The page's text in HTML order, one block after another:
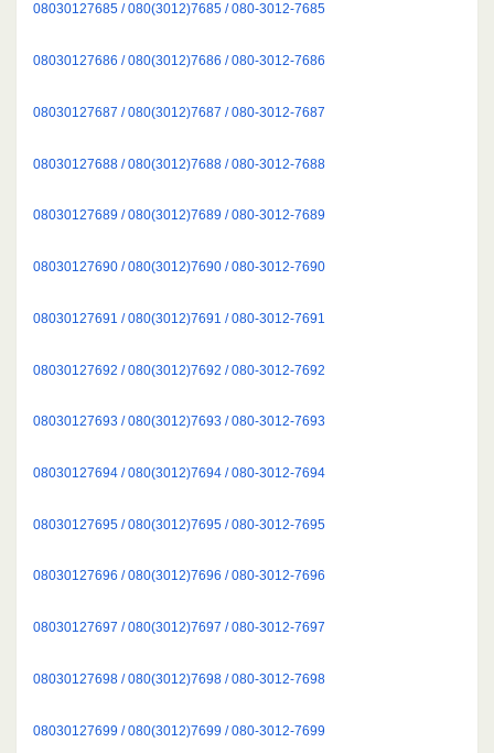
08030127685 / 080(3012)7685 / 080-3012-7685
08030127686 / 080(3012)7686 / 080-3012-7686
08030127687 / 080(3012)7687 / 080-3012-7687
08030127688 / 080(3012)7688 / 080-3012-7688
08030127689 / 080(3012)7689 / 080-3012-7689
08030127690 / 080(3012)7690 / 080-3012-7690
08030127691 / 080(3012)7691 / 080-3012-7691
08030127692 / 080(3012)7692 / 080-3012-7692
08030127693 / 080(3012)7693 / 080-3012-7693
08030127694 / 080(3012)7694 / 080-3012-7694
08030127695 / 080(3012)7695 / 080-3012-7695
08030127696 / 080(3012)7696 / 080-3012-7696
08030127697 / 080(3012)7697 / 080-3012-7697
08030127698 / 080(3012)7698 / 080-3012-7698
08030127699 / 080(3012)7699 / 080-3012-7699